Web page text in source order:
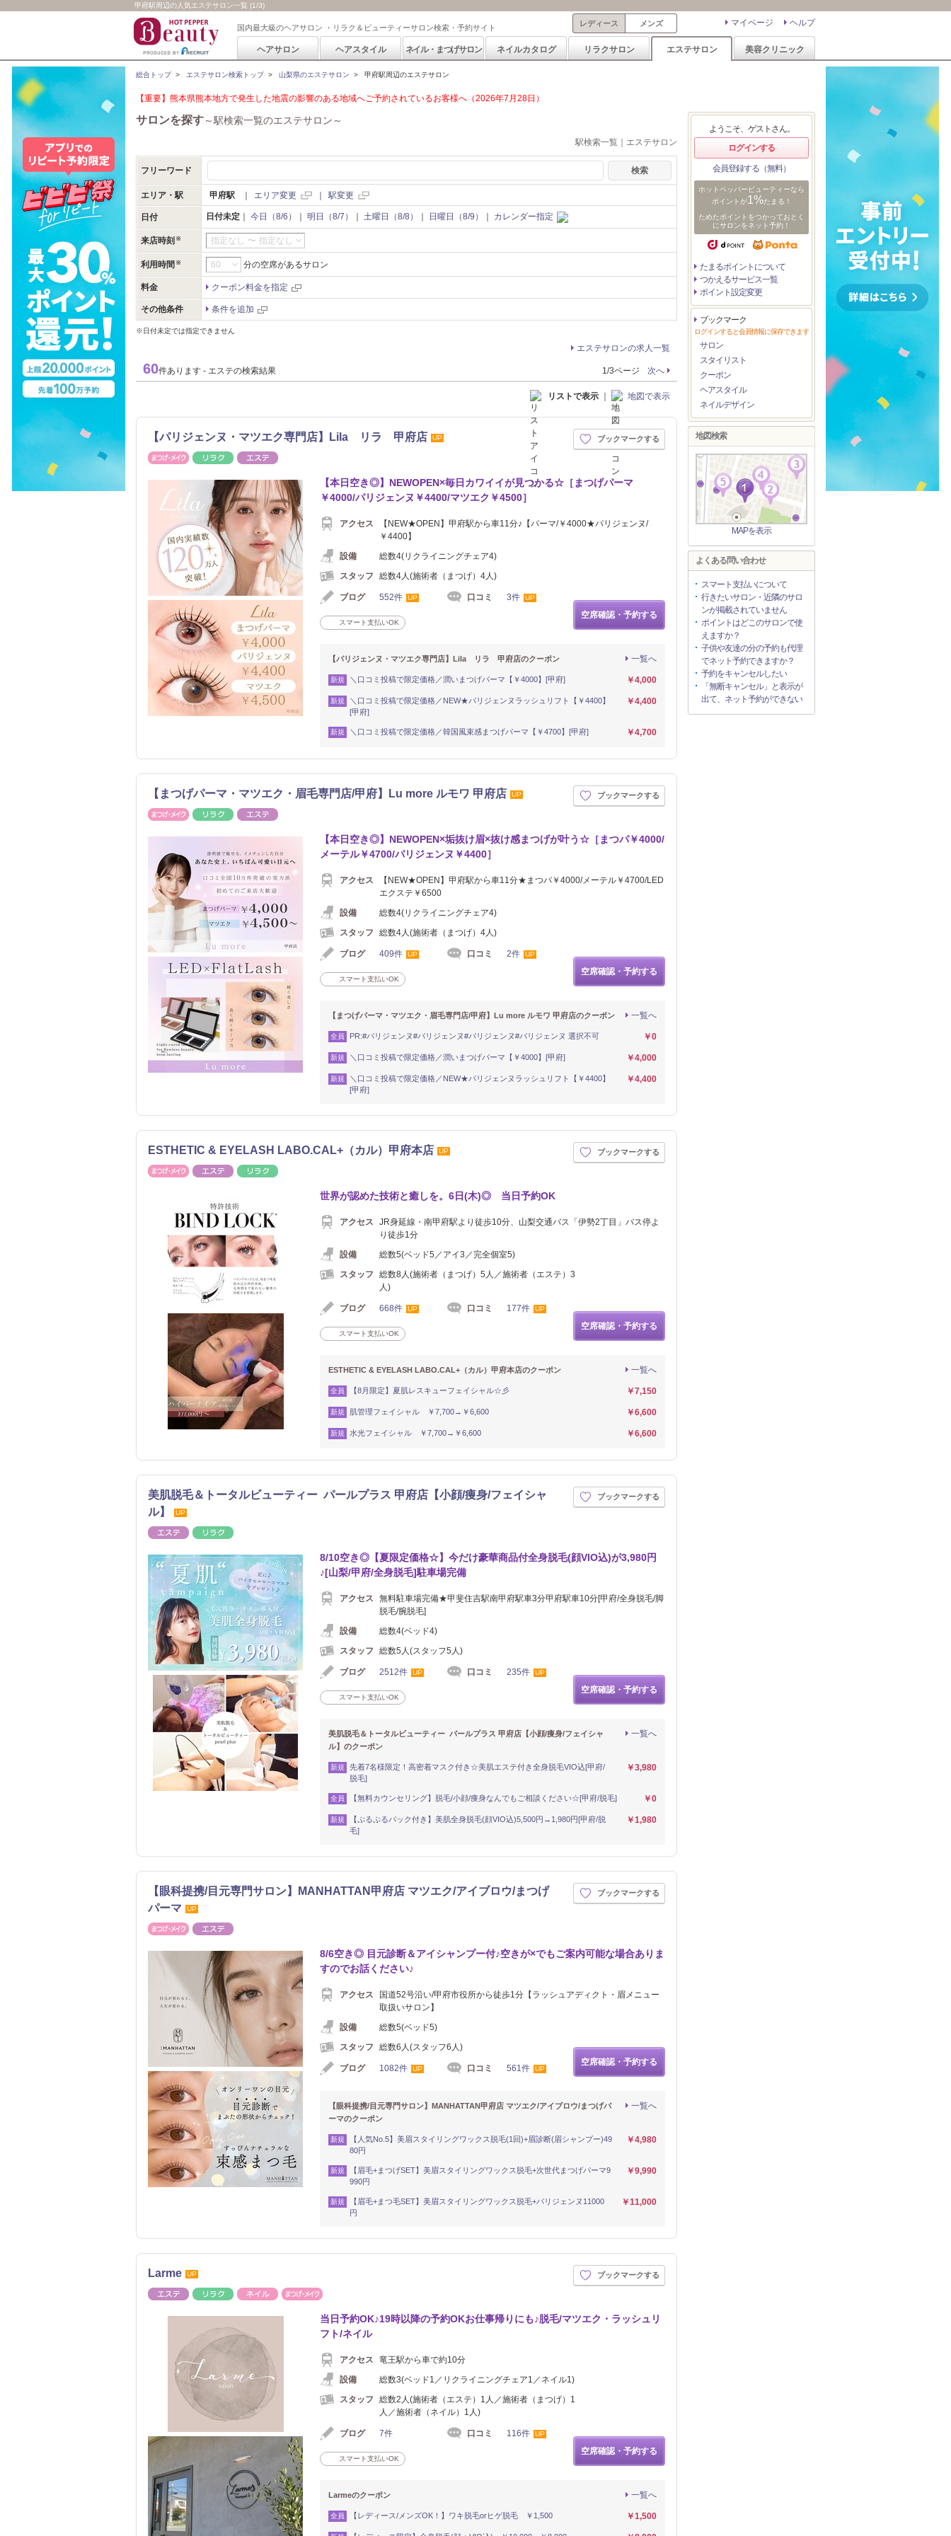
甲府駅周辺の人気エステサロン一覧 (1/3)
国内最大級のヘアサロン ・リラク＆ビューティーサロン検索・予約サイト ヘルプ
マイページ
レディース メンズ
ヘアサロン ヘアスタイル ネイル・まつげサロン ネイルカタログ リラクサロン エステサロン 美容クリニック
総合トップ> エステサロン検索トップ> 山梨県のエステサロン > 甲府駅周辺のエステサロン
【重要】熊本県熊本地方で発生した地震の影響のある地域へご予約されているお客様へ（2026年7月28日）
サロンを探す～駅検索一覧のエステサロン～
駅検索一覧｜エステサロン
フリーワード
エリア・駅 甲府駅 エリア変更 駅変更
日付 日付未定 今日（8/6） 明日（8/7） 土曜日（8/8） 日曜日（8/9） カレンダー指定
来店時刻 指定なし 〜 指定なし
利用時間 分の空席があるサロン
料金 クーポン料金を指定
その他条件 条件を追加
※日付未定では指定できません
エステサロンの求人一覧
60件あります - エステの検索結果 1/3ページ 次へ
リストで表示 ｜ 地図で表示
【パリジェンヌ・マツエク専門店】Lila リラ 甲府店 UP
まつげ・メイクリラク
ブックマークする
【本日空き◎】NEWOPEN×毎日カワイイが見つかる☆［まつげパーマ
￥4000/パリジェンヌ￥4400/マツエク￥4500］
アクセス
【NEW★OPEN】甲府駅から車11分♪【パーマ/￥4000★パリジェンヌ/
￥4400】
設備
総数4(リクライニングチェア4)
スタッフ
総数4人(施術者（まつげ）4人)
ブログ 552件 UP 口コミ 3件 UP
スマート支払いOK
空席確認・予約する
一覧へ
【パリジェンヌ・マツエク専門店】Lila リラ 甲府店のクーポン
新規 ＼口コミ投稿で限定価格／潤いまつげパーマ【￥4000】[甲府] ￥4,000
新規
＼口コミ投稿で限定価格／NEW★パリジェンヌラッシュリフト【￥4400】
[甲府]
￥4,400
新規 ＼口コミ投稿で限定価格／韓国風束感まつげパーマ【￥4700】[甲府] ￥4,700
【まつげパーマ・マツエク・眉毛専門店/甲府】Lu more ルモワ 甲府店 UP
まつげ・メイクリラク
ブックマークする
【本日空き◎】NEWOPEN×垢抜け眉×抜け感まつげが叶う☆［まつパ￥4000/
メーテル￥4700/パリジェンヌ￥4400］
アクセス
【NEW★OPEN】甲府駅から車11分★まつパ￥4000/メーテル￥4700/LED
エクステ￥6500
設備
総数4(リクライニングチェア4)
スタッフ
総数4人(施術者（まつげ）4人)
ブログ 409件 UP 口コミ 2件 UP
スマート支払いOK
空席確認・予約する
一覧へ
【まつげパーマ・マツエク・眉毛専門店/甲府】Lu more ルモワ 甲府店のクーポン
全員 PR:#パリジェンヌ#パリジェンヌ#パリジェンヌ#パリジェンヌ 選択不可 ￥0
新規 ＼口コミ投稿で限定価格／潤いまつげパーマ【￥4000】[甲府] ￥4,000
新規
＼口コミ投稿で限定価格／NEW★パリジェンヌラッシュリフト【￥4400】
[甲府]
￥4,400
ESTHETIC & EYELASH LABO.CAL+（カル）甲府本店 UP
まつげ・メイクエステ
ブックマークする
世界が認めた技術と癒しを。6日(木)◎ 当日予約OK
アクセス
JR身延線・南甲府駅より徒歩10分、山梨交通バス「伊勢2丁目」バス停よ
り徒歩1分
設備
総数5(ベッド5／アイ3／完全個室5)
スタッフ
総数8人(施術者（まつげ）5人／施術者（エステ）3
人)
ブログ 668件 UP 口コミ 177件 UP
スマート支払いOK
空席確認・予約する
一覧へ
ESTHETIC & EYELASH LABO.CAL+（カル）甲府本店のクーポン
全員 【8月限定】夏肌レスキューフェイシャル☆彡 ￥7,150
新規 肌管理フェイシャル ￥7,700→￥6,600 ￥6,600
新規 水光フェイシャル ￥7,700→￥6,600 ￥6,600
美肌脱毛＆トータルビューティー パールプラス 甲府店【小顔/痩身/フェイシャ
ル】
UP
エステ
ブックマークする
8/10空き◎【夏限定価格☆】今だけ豪華商品付全身脱毛(顔VIO込)が3,980円
♪[山梨/甲府/全身脱毛]駐車場完備
アクセス
無料駐車場完備★甲斐住吉駅南甲府駅車3分甲府駅車10分[甲府/全身脱毛/脚
脱毛/腕脱毛]
設備
総数4(ベッド4)
スタッフ
総数5人(スタッフ5人)
ブログ 2512件 UP 口コミ 235件 UP
スマート支払いOK
空席確認・予約する
一覧へ
美肌脱毛＆トータルビューティー パールプラス 甲府店【小顔/痩身/フェイシャ
ル】のクーポン
新規
先着7名様限定！高密着マスク付き☆美肌エステ付き全身脱毛VIO込[甲府/
脱毛]
￥3,980
全員 【無料カウンセリング】脱毛/小顔/痩身なんでもご相談ください☆[甲府/脱毛] ￥0
新規
【ぷるぷるパック付き】美肌全身脱毛(顔VIO込)5,500円→1,980円[甲府/脱
毛]
￥1,980
【眼科提携/目元専門サロン】MANHATTAN甲府店 マツエク/アイブロウ/まつげ
パーマ
UP
まつげ・メイク
ブックマークする
8/6空き◎ 目元診断＆アイシャンプー付♪空きが×でもご案内可能な場合ありま
すのでお話ください♪
アクセス
国道52号沿い/甲府市役所から徒歩1分【ラッシュアディクト・眉メニュー
取扱いサロン】
設備
総数5(ベッド5)
スタッフ
総数6人(スタッフ6人)
ブログ 1082件 UP 口コミ 561件 UP
空席確認・予約する
一覧へ
【眼科提携/目元専門サロン】MANHATTAN甲府店 マツエク/アイブロウ/まつげパ
ーマのクーポン
新規
【人気No.5】美眉スタイリングワックス脱毛(1回)+眉診断(眉シャンプー)49
80円
￥4,980
新規
【眉毛+まつげSET】美眉スタイリングワックス脱毛+次世代まつげパーマ9
990円
￥9,990
新規
【眉毛+まつ毛SET】美眉スタイリングワックス脱毛+パリジェンヌ11000
円
￥11,000
Larme UP
エステ リラク ネイル
ブックマークする
当日予約OK♪19時以降の予約OKお仕事帰りにも♪脱毛/マツエク・ラッシュリ
フト/ネイル
アクセス
竜王駅から車で約10分
設備
総数3(ベッド1／リクライニングチェア1／ネイル1)
スタッフ
総数2人(施術者（エステ）1人／施術者（まつげ）1
人／施術者（ネイル）1人)
ブログ 7件 口コミ 116件 UP
スマート支払いOK
空席確認・予約する
一覧へ
Larmeのクーポン
全員 【レディース/メンズOK！】ワキ脱毛orヒゲ脱毛 ￥1,500 ￥1,500
ようこそ、ゲストさん。
ログインする
会員登録する（無料）
ホットペッパービューティーなら
ポイントが1%たまる！
ためたポイントをつかっておとく
にサロンをネット予約！
たまるポイントについて
つかえるサービス一覧
ポイント設定変更
ブックマーク
ログインすると会員情報に保存できます
サロン
スタイリスト
クーポン
ヘアスタイル
ネイルデザイン
地図検索
MAPを表示
よくある問い合わせ
スマート支払いについて
行きたいサロン・近隣のサロ
ンが掲載されていません
ポイントはどこのサロンで使
えますか？
子供や友達の分の予約も代理
でネット予約できますか？
予約をキャンセルしたい
「無断キャンセル」と表示が
出て、ネット予約ができない